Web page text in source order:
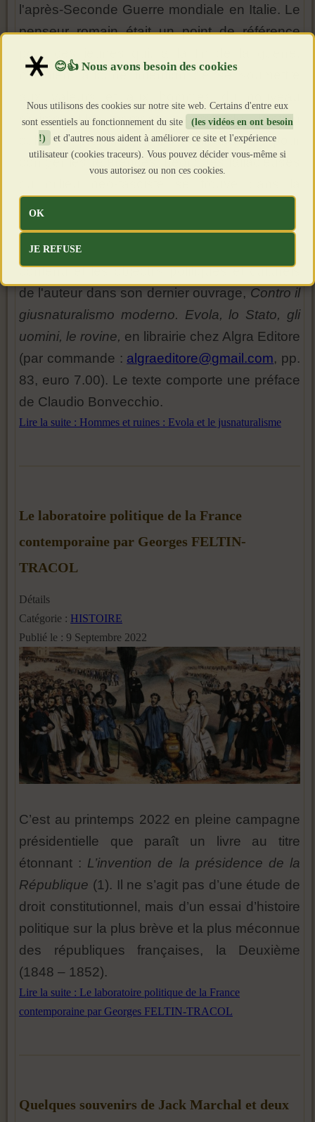
l'après-Seconde Guerre mondiale en Italie. Le
penseur romain était un point de référence
pour ces jeunes qui, à la fin de la guerre,
n'avaient aucune intention de se soumettre
régime. Un moment central de l'action
culturelle promue par les traditionalistes pour
corriger les références théoriques fallacieuses
rovine
(Les Hommes au milieu des
ruines).Marco Iacona reconstruit la genèse, le
contenu et les objectifs politiques et culturels
de l'auteur dans son dernier ouvrage, Contro il
giusnaturalismo moderno. Evola, lo Stato, gli
uomini, le rovine, en librairie chez Algra Editore
(par commande : algraeditore@gmail.com, pp.
83, euro 7.00). Le texte comporte une préface
de Claudio Bonvecchio.
Lire la suite : Hommes et ruines : Evola et le jusnaturalisme
Le laboratoire politique de la France
contemporaine par Georges FELTIN-
TRACOL
Détails
Catégorie : HISTOIRE
Publié le : 9 Septembre 2022
C’est au printemps 2022 en pleine campagne
présidentielle que paraît un livre au titre
étonnant : L’invention de la présidence de la
République (1). Il ne s’agit pas d’une étude de
droit constitutionnel, mais d’un essai d’histoire
politique sur la plus brève et la plus méconnue
des républiques françaises, la Deuxième
(1848 – 1852).
Lire la suite : Le laboratoire politique de la France
contemporaine par Georges FELTIN-TRACOL
Quelques souvenirs de Jack Marchal et deux
Nous utilisons des cookies sur notre site web. Certains d'entre eux
sont essentiels au fonctionnement du site
(les vidéos en ont besoin
!)
et d'autres nous aident à améliorer ce site et l'expérience
utilisateur (cookies traceurs). Vous pouvez décider vous-même si
vous autorisez ou non ces cookies.
OK
JE REFUSE